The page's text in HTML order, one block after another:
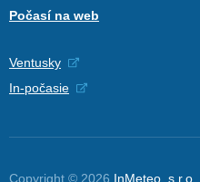
Počasí na web
Ventusky
In-počasie
Copyright © 2026 InMeteo, s.r.o.